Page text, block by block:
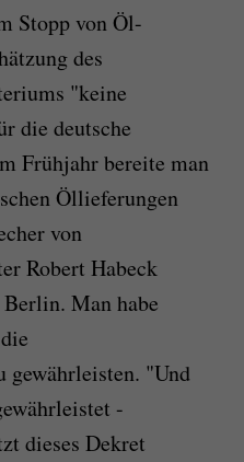
Stopp von Öl-
des
"keine
die deutsche
Frühjahr bereite man
Öllieferungen
von
Robert Habeck
Man habe
gewährleisten. "Und
-
dieses Dekret